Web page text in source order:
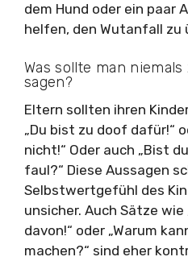
dem Hund oder ein paar
helfen, den Wutanfall zu
Was sollte man
sagen?
Eltern sollten ihren
„Du bist zu doof dafür!“
nicht!“ Oder auch „Bist
faul?“ Diese Aussagen
Selbstwertgefühl des
unsicher. Auch Sätze
davon!“ oder „Warum
machen?“ sind eher